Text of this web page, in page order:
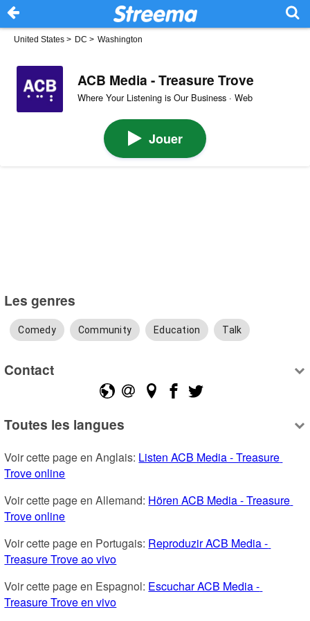
United States > DC > Washington
ACB Media - Treasure Trove
Where Your Listening is Our Business · Web
Jouer
Les genres
Comedy Community Education Talk
Contact
Toutes les langues
Voir cette page en Anglais: Listen ACB Media - Treasure
Trove online
Voir cette page en Allemand: Hören ACB Media - Treasure
Trove online
Voir cette page en Portugais: Reproduzir ACB Media -
Treasure Trove ao vivo
Voir cette page en Espagnol: Escuchar ACB Media -
Treasure Trove en vivo